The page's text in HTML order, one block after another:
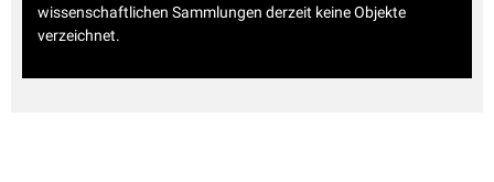
wissenschaftlichen Sammlungen derzeit keine Objekte
verzeichnet.